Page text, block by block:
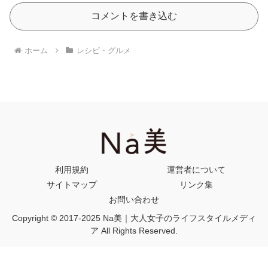
コメントを書き込む
ホーム レシピ・グルメ
利用規約
運営者について
サイトマップ
リンク集
お問い合わせ
Copyright © 2017-2025 Na美｜大人女子のライフスタイルメディ
ア All Rights Reserved.